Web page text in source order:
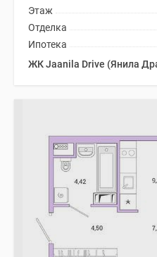
Этаж
Отделка
Ипотека
ЖК Jaanila Drive (Янила